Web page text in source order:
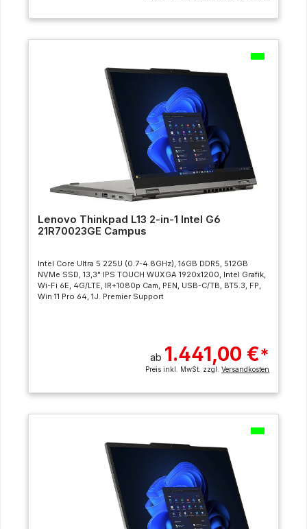
Lenovo Thinkpad L13 2-in-1 Intel G6
21R70023GE Campus
Intel Core Ultra 5 225U (0.7-4.8GHz), 16GB DDR5, 512GB
NVMe SSD, 13,3" IPS TOUCH WUXGA 1920x1200, Intel Grafik,
Wi-Fi 6E, 4G/LTE, IR+1080p Cam, PEN, USB-C/TB, BT5.3, FP,
Win 11 Pro 64, 1J. Premier Support
ab 1.441,00 €*
Preis inkl. MwSt. zzgl.Versandkosten